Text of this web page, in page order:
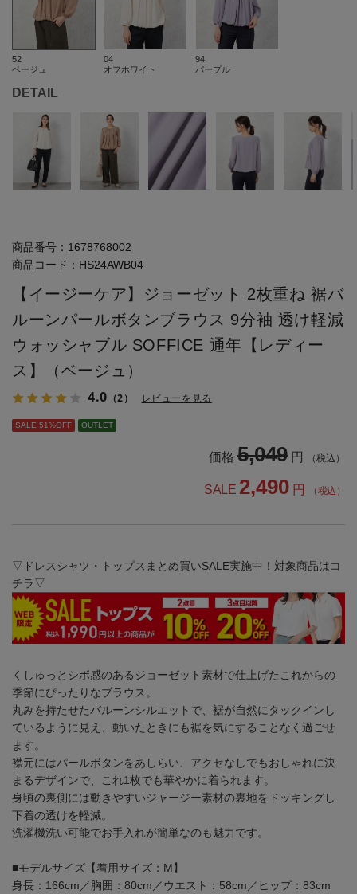
52
ベージュ
04
オフホワイト
94
パープル
DETAIL
商品番号： 1678768002
商品コード： HS24AWB04
【イージーケア】ジョーゼット 2枚重ね 裾バ
ルーンパールボタンブラウス 9分袖 透け軽減
ウォッシャブル SOFFICE 通年【レディー
ス】（ベージュ）
4.0 （2） レビューを見る
SALE 51%OFF OUTLET
価格 5,049 円 （税込）
SALE 2,490 円 （税込）
▽ドレスシャツ・トップスまとめ買いSALE実施中！対象商品はコ
チラ▽
くしゅっとシボ感のあるジョーゼット素材で仕上げたこれからの
季節にぴったりなブラウス。
丸みを持たせたバルーンシルエットで、裾が自然にタックインし
ているように見え、動いたときにも裾を気にすることなく過ごせ
ます。
襟元にはパールボタンをあしらい、アクセなしでもおしゃれに決
まるデザインで、これ1枚でも華やかに着られます。
身頃の裏側には動きやすいジャージー素材の裏地をドッキングし
下着の透けを軽減。
洗濯機洗い可能でお手入れが簡単なのも魅力です。
■モデルサイズ【着用サイズ：M】
身長：166cm／胸囲：80cm／ウエスト：58cm／ヒップ：83cm